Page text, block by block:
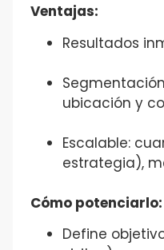
Ventajas:
Resultados
ubicación y
Escalable:
estrategia),
Cómo potenciarlo:
Define